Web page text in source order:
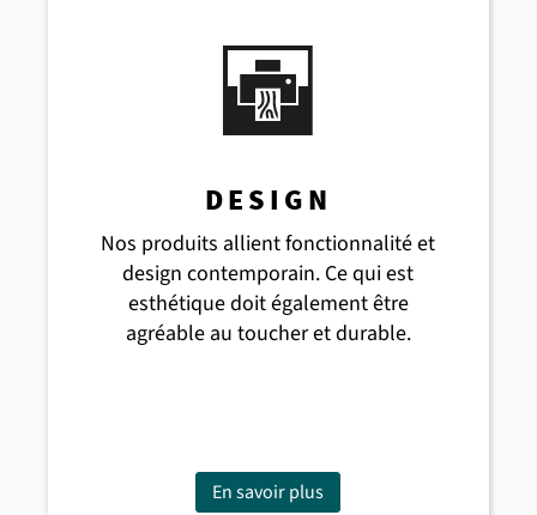
fondamentaux :
DESIGN
Nos produits allient fonctionnalité et
design contemporain. Ce qui est
esthétique doit également être
agréable au toucher et durable.
En savoir plus